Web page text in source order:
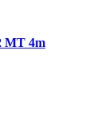
MT 4m